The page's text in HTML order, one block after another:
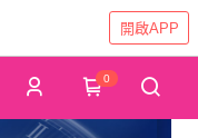
開啟APP
0